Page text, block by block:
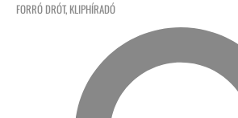
FORRÓ DRÓT, KLIPHÍRADÓ